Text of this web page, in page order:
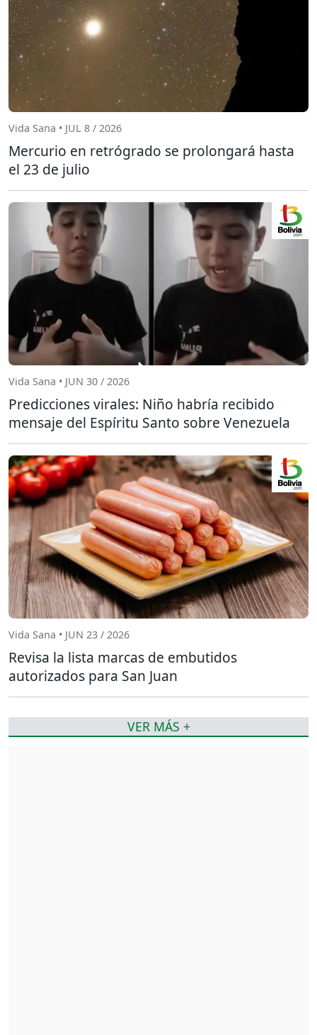
Vida Sana • JUL 8 / 2026
Mercurio en retrógrado se prolongará hasta
el 23 de julio
Vida Sana • JUN 30 / 2026
Predicciones virales: Niño habría recibido
mensaje del Espíritu Santo sobre Venezuela
Vida Sana • JUN 23 / 2026
Revisa la lista marcas de embutidos
autorizados para San Juan
VER MÁS +